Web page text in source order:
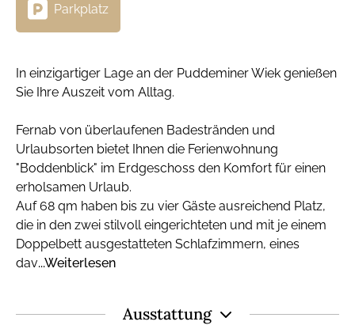
Parkplatz
In einzigartiger Lage an der Puddeminer Wiek genießen
Sie Ihre Auszeit vom Alltag.
Fernab von überlaufenen Badestränden und
Urlaubsorten bietet Ihnen die Ferienwohnung
"Boddenblick" im Erdgeschoss den Komfort für einen
erholsamen Urlaub.
Auf 68 qm haben bis zu vier Gäste ausreichend Platz,
die in den zwei stilvoll eingerichteten und mit je einem
Doppelbett ausgestatteten Schlafzimmern, eines
dav...Weiterlesen
Ausstattung